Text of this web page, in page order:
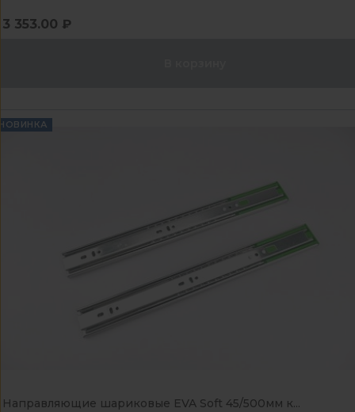
3 353.00 ₽
Направляющие шариковые EVA Soft 45/500мм к...